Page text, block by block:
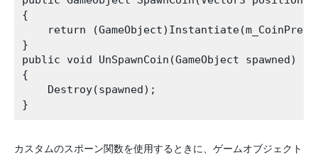
{
return
}
public void UnSpawnCoin(GameObject spawned)
{
    Destroy(spawned);
カスタムのスポーン関数を使用するときに、ゲームオブジェクト